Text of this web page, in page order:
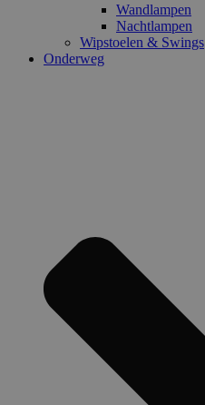
Wandlampen
Nachtlampen
Wipstoelen & Swings
Onderweg